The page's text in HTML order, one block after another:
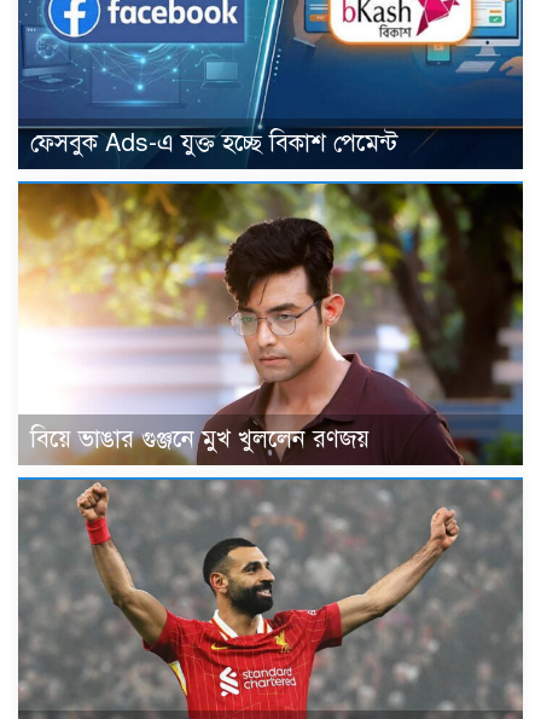
ফেসবুক Ads-এ যুক্ত হচ্ছে বিকাশ পেমেন্ট
বিয়ে ভাঙার গুঞ্জনে মুখ খুললেন রণজয়